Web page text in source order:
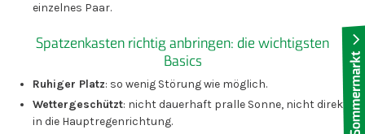
einzelnes Paar.
Spatzenkasten richtig anbringen: die wichtigsten
Basics
Ruhiger Platz: so wenig Störung wie möglich.
Wettergeschützt: nicht dauerhaft pralle Sonne, nicht direkt
in die Hauptregenrichtung.